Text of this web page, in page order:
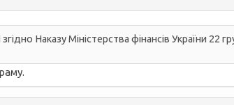
Наказу Міністерства фінансів України 22